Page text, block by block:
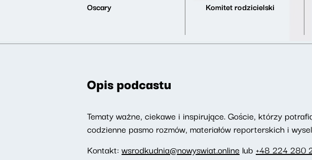
Oscary Komitet rodzicielski
Opis podcastu
Tematy ważne, ciekawe i inspirujące. Goście, którzy
codzienne pasmo rozmów, materiałów reporterskich i
Kontakt: wsrodkudnia@nowyswiat.online lub +48 224 280